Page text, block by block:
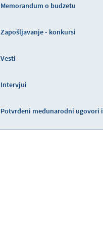
Memorandum o budzetu
Zapošljavanje - konkursi
Vesti
Intervjui
Potvrđeni međunarodni ugovori